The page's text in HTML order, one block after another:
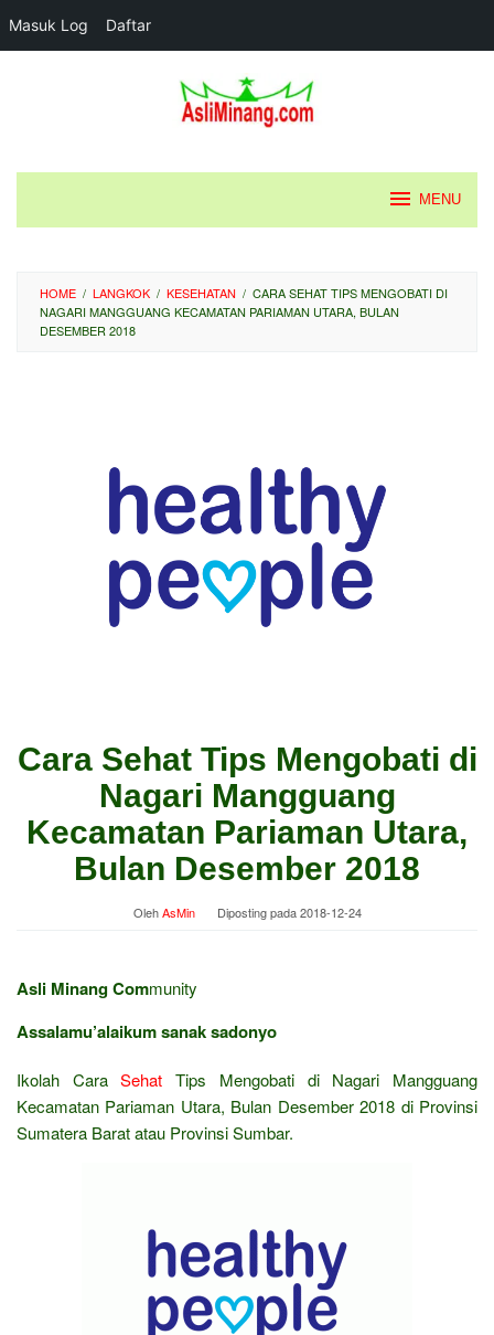
Masuk Log Daftar
MENU
HOME / LANGKOK / KESEHATAN / CARA SEHAT TIPS MENGOBATI DI
NAGARI MANGGUANG KECAMATAN PARIAMAN UTARA, BULAN
DESEMBER 2018
Cara Sehat Tips Mengobati di
Nagari Mangguang
Kecamatan Pariaman Utara,
Bulan Desember 2018
OlehAsMin Diposting pada2018-12-24
Asli Minang Community
Assalamu’alaikum sanak sadonyo
Ikolah CaraSehat Tips Mengobati di Nagari Mangguang
Kecamatan Pariaman Utara, Bulan Desember 2018 di Provinsi
Sumatera Barat atau Provinsi Sumbar.